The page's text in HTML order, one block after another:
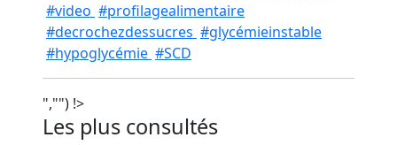
#video #profilagealimentaire
#decrochezdessucres #glycémieinstable
#hypoglycémie #SCD
","") !>
Les plus consultés